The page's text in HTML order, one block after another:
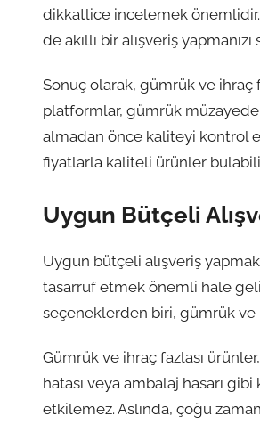
dikkatlice incelemek önemlidir.
de akıllı bir alışveriş yapmanızı
Sonuç olarak, gümrük ve
platformlar, gümrük
almadan önce kaliteyi kontrol
fiyatlarla kaliteli ürünler
Uygun Bütçeli
Uygun bütçeli alışveriş
tasarruf etmek önemli hale
seçeneklerden biri, gümrük ve
Gümrük ve ihraç fazlası
hatası veya ambalaj hasarı
etkilemez. Aslında, çoğu